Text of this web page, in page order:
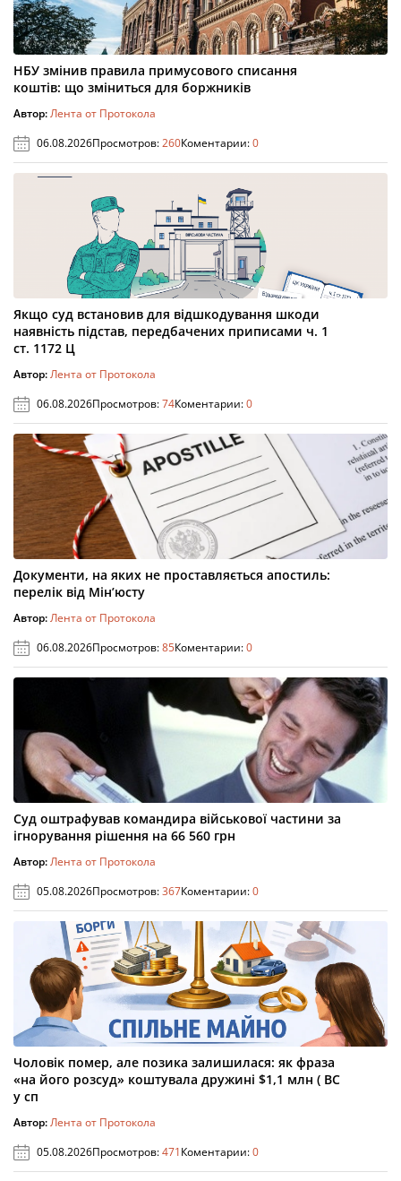
НБУ змінив правила примусового списання
коштів: що зміниться для боржників
Автор:Лента от Протокола
06.08.2026Просмотров:260Коментарии:0
Якщо суд встановив для відшкодування шкоди
наявність підстав, передбачених приписами ч. 1
ст. 1172 Ц
Автор:Лента от Протокола
06.08.2026Просмотров:74Коментарии:0
Документи, на яких не проставляється апостиль:
перелік від Мін’юсту
Автор:Лента от Протокола
06.08.2026Просмотров:85Коментарии:0
Суд оштрафував командира військової частини за
ігнорування рішення на 66 560 грн
Автор:Лента от Протокола
05.08.2026Просмотров:367Коментарии:0
Чоловік помер, але позика залишилася: як фраза
«на його розсуд» коштувала дружині $1,1 млн ( ВС
у сп
Автор:Лента от Протокола
05.08.2026Просмотров:471Коментарии:0